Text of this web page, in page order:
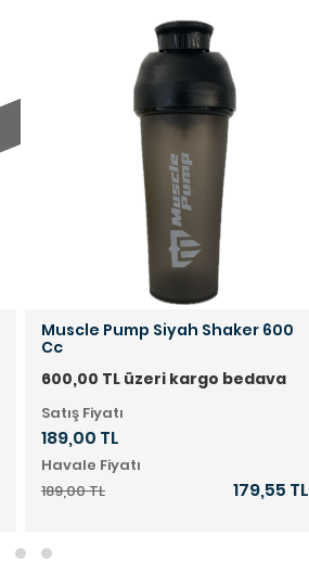
Muscle Pump Siyah Shaker 600
Cc
600,00 TL üzeri kargo bedava
Satış Fiyatı
189,00 TL
Havale Fiyatı
189,00 TL
179,55 TL